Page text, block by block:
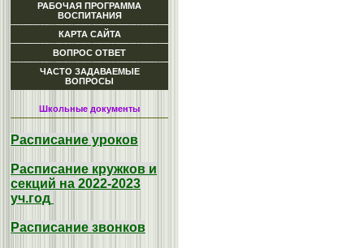
РАБОЧАЯ ПРОГРАММА
ВОСПИТАНИЯ
КАРТА САЙТА
ВОПРОС ОТВЕТ
ЧАСТО ЗАДАВАЕМЫЕ
ВОПРОСЫ
Школьные документы
Расписание уроков
Расписание кружков и
секций на 2022-2023
уч.год
Расписание звонков